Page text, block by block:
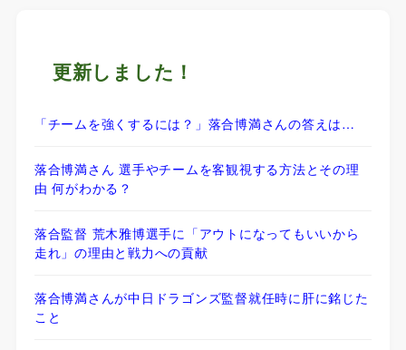
更新しました！
「チームを強くするには？」落合博満さんの答えは…
落合博満さん 選手やチームを客観視する方法とその理
由 何がわかる？
落合監督 荒木雅博選手に「アウトになってもいいから
走れ」の理由と戦力への貢献
落合博満さんが中日ドラゴンズ監督就任時に肝に銘じた
こと